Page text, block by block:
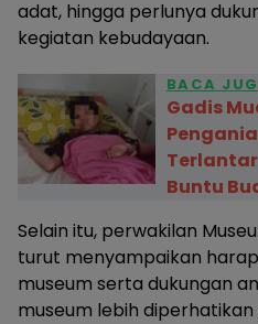
adat, hingga perlunya
kegiatan kebudayaan.
BACA
Gadis
Buntu
Selain itu, perwakilan
turut menyampaikan
museum serta dukungan
museum lebih